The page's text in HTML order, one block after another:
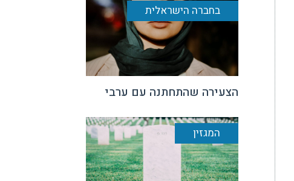
בחברה הישראלית
הצעירה שהתחתנה עם ערבי
המגזין